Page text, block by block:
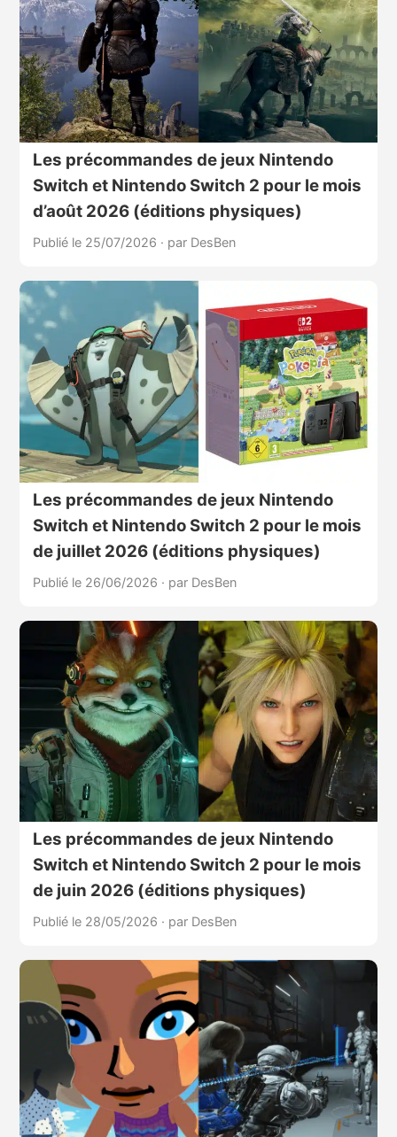
Les précommandes de jeux Nintendo
Switch et Nintendo Switch 2 pour le mois
d’août 2026 (éditions physiques)
Publié le 25/07/2026 · par DesBen
Les précommandes de jeux Nintendo
Switch et Nintendo Switch 2 pour le mois
de juillet 2026 (éditions physiques)
Publié le 26/06/2026 · par DesBen
Les précommandes de jeux Nintendo
Switch et Nintendo Switch 2 pour le mois
de juin 2026 (éditions physiques)
Publié le 28/05/2026 · par DesBen